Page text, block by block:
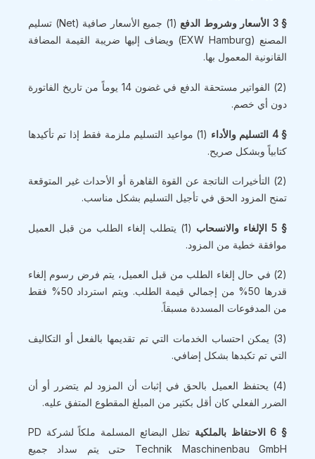
§ 3 الأسعار وشروط الدفع
(1) جميع الأسعار صافية (Net) تسليم
المصنع (EXW Hamburg) ويضاف إليها ضريبة القيمة المضافة
القانونية المعمول بها.
(2) الفواتير مستحقة الدفع في غضون 14 يوماً من تاريخ الفاتورة
دون أي خصم.
§ 4 التسليم والأداء
(1) مواعيد التسليم ملزمة فقط إذا تم تأكيدها
كتابياً وبشكل صريح.
(2) التأخيرات الناتجة عن القوة القاهرة أو الأحداث غير المتوقعة
تمنح المزود الحق في تأجيل التسليم بشكل مناسب.
§ 5 الإلغاء والانسحاب
(1) يتطلب إلغاء الطلب من قبل العميل
موافقة خطية من المزود.
(2) في حال إلغاء الطلب من قبل العميل، يتم فرض رسوم إلغاء
قدرها 50% من إجمالي قيمة الطلب. ويتم استرداد 50% فقط
من المدفوعات المسددة مسبقاً.
(3) يمكن احتساب الخدمات التي تم تقديمها بالفعل أو التكاليف
التي تم تكبدها بشكل إضافي.
(4) يحتفظ العميل بالحق في إثبات أن المزود لم يتضرر أو أن
الضرر الفعلي كان أقل بكثير من المبلغ المقطوع المتفق عليه.
§ 6 الاحتفاظ بالملكية
تظل البضائع المسلمة ملكاً لشركة PD
Technik Maschinenbau GmbH حتى يتم سداد جميع